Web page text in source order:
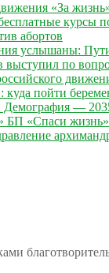
«За
курсы
абортов
услышаны:
выступил по
пойти
Демография —
БП «Спаси жизнь»